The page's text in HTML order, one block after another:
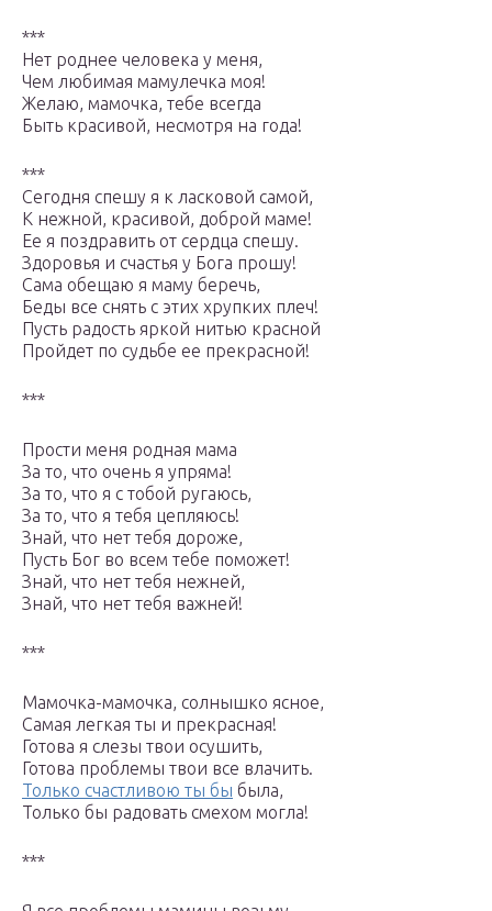
***
Нет роднее человека у меня,
Чем любимая мамулечка моя!
Желаю, мамочка, тебе всегда
Быть красивой, несмотря на года!
***
Сегодня спешу я к ласковой самой,
К нежной, красивой, доброй маме!
Ее я поздравить от сердца спешу.
Здоровья и счастья у Бога прошу!
Сама обещаю я маму беречь,
Беды все снять с этих хрупких плеч!
Пусть радость яркой нитью красной
Пройдет по судьбе ее прекрасной!
***
Прости меня родная мама
За то, что очень я упряма!
За то, что я с тобой ругаюсь,
За то, что я тебя цепляюсь!
Знай, что нет тебя дороже,
Пусть Бог во всем тебе поможет!
Знай, что нет тебя нежней,
Знай, что нет тебя важней!
***
Мамочка-мамочка, солнышко ясное,
Самая легкая ты и прекрасная!
Готова я слезы твои осушить,
Готова проблемы твои все влачить.
Только счастливою ты бы была,
Только бы радовать смехом могла!
***